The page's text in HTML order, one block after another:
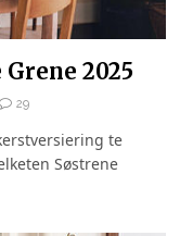
2025
29
te
Søstrene